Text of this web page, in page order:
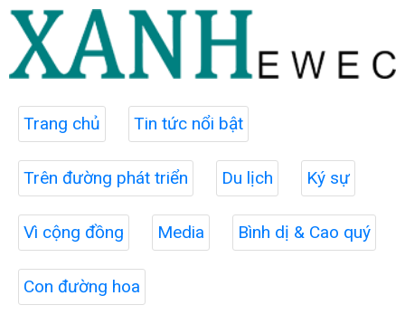
Trang chủ Tin tức nổi bật
Trên đường phát triển Du lịch Ký sự
Vì cộng đồng Media Bình dị & Cao quý
Con đường hoa